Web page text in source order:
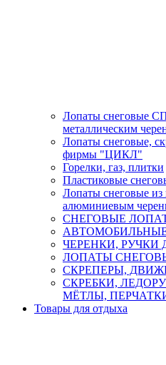
Лопаты снеговые
металлическим
Лопаты снеговые,
фирмы "ЦИКЛ"
Горелки, газ, плитки
Пластиковые
Лопаты снеговые из
алюминиевым
СНЕГОВЫЕ
ЧЕРЕНКИ, РУЧКИ
ЛОПАТЫ
СКРЕПЕРЫ,
СКРЕБКИ,
МЁТЛЫ,
Товары для отдыха